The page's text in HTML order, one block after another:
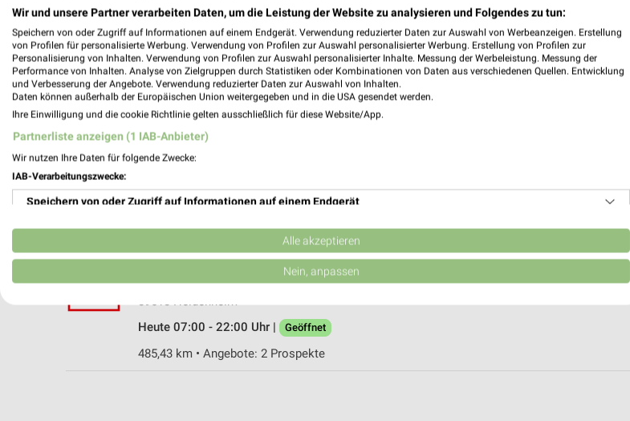
Kaufland Heidenheim
89520 Heidenheim
Heute 07:00 - 22:00 Uhr | Geöffnet
Wilhelmstraße 148
89518 Heidenheim
Heute 07:00 - 22:00 Uhr |
Geöffnet
485,43 km • Angebote: 2 Prospekte
Wir und unsere Partner verarbeiten Daten, um die Leistung der Website zu analysieren und Folgendes zu tun:
Speichern von oder Zugriff auf Informationen auf einem Endgerät. Verwendung reduzierter Daten zur Auswahl von Werbeanzeigen. Erstellung
von Profilen für personalisierte Werbung. Verwendung von Profilen zur Auswahl personalisierter Werbung. Erstellung von Profilen zur
Personalisierung von Inhalten. Verwendung von Profilen zur Auswahl personalisierter Inhalte. Messung der Werbeleistung. Messung der
Performance von Inhalten. Analyse von Zielgruppen durch Statistiken oder Kombinationen von Daten aus verschiedenen Quellen. Entwicklung
und Verbesserung der Angebote. Verwendung reduzierter Daten zur Auswahl von Inhalten.
Daten können außerhalb der Europäischen Union weitergegeben und in die USA gesendet werden.
Ihre Einwilligung und die cookie Richtlinie gelten ausschließlich für diese Website/App.
Partnerliste anzeigen (1 IAB-Anbieter)
Wir nutzen Ihre Daten für folgende Zwecke:
IAB-Verarbeitungszwecke:
Speichern von oder Zugriff auf Informationen auf einem Endgerät
Verwendung reduzierter Daten zur Auswahl von Werbeanzeigen
Erstellung von Profilen für personalisierte Werbung
Erstellung von Profilen zur Personalisierung von Inhalten
Alle akzeptieren
Nein, anpassen